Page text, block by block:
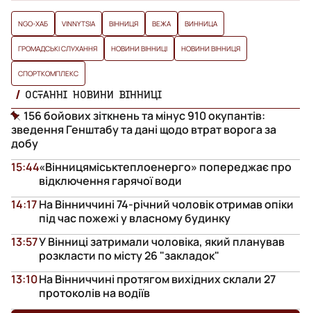
NGO-ХАБ VINNYTSIA ВІННИЦЯ ВЕЖА ВИННИЦА
ГРОМАДСЬКІ СЛУХАННЯ НОВИНИ ВІННИЦІ НОВИНИ ВІННИЦЯ
СПОРТКОМПЛЕКС
ОСТАННІ НОВИНИ ВІННИЦІ
156 бойових зіткнень та мінус 910 окупантів:
зведення Генштабу та дані щодо втрат ворога за
добу
«Вінницяміськтеплоенерго» попереджає про
відключення гарячої води
15:44
На Вінниччині 74-річний чоловік отримав опіки
під час пожежі у власному будинку
14:17
У Вінниці затримали чоловіка, який планував
розкласти по місту 26 "закладок"
13:57
На Вінниччині протягом вихідних склали 27
протоколів на водіїв
13:10